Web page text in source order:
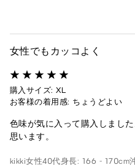
女性でもカッコよく
購入サイズ: XL
お客様の着用感: ちょうどよい
色味が気に入って購入しまし
思います。
kikki女性40代身長: 166 - 170cm